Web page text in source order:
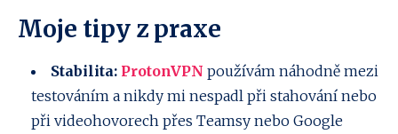
Moje tipy z praxe
Stabilita: ProtonVPN používám náhodně mezi
testováním a nikdy mi nespadl při stahování nebo
při videohovorech přes Teamsy nebo Google